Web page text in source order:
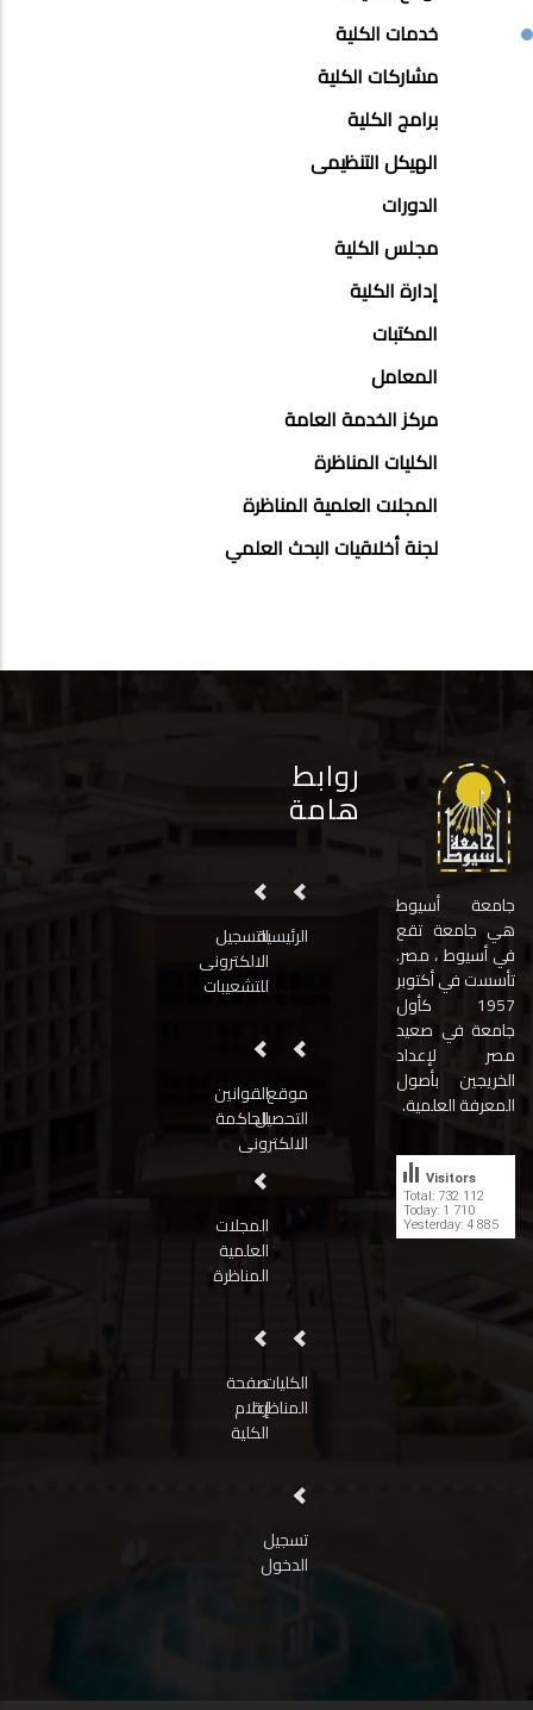
خدمات الكلية
مشاركات الكلية
برامج الكلية
الهيكل التنظيمى
الدورات
مجلس الكلية
إدارة الكلية
المكتبات
المعامل
مركز الخدمة العامة
الكليات المناظرة
المجلات العلمية المناظرة
لجنة أخلاقيات البحث العلمي
جامعة أسيوط
هي جامعة تقع
في أسيوط ، مصر.
تأسست في أكتوبر
1957 كأول
جامعة في صعيد
مصر لإعداد
الخريجين بأصول
المعرفة العلمية.
Total: 732 112
Today: 1 710
Yesterday: 4 885
Visitors
روابط
هامة
الرئيسيةالتسجيل
الالكترونى
للتشعيبات
موقع
التحصيل
الالكترونى
القوانين
الحاكمة
المجلات
العلمية
المناظرة
الكليات
المناظرة
صفحة
إعلام
الكلية
تسجيل
الدخول